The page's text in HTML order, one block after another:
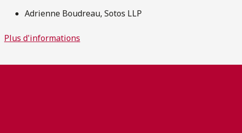
Adrienne Boudreau, Sotos LLP
Plus d'informations